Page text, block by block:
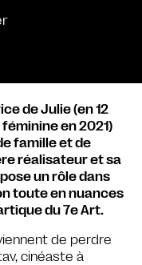
de Julie (en 12
en 2021)
famille et de
réalisateur et sa
un rôle dans
toute en nuances
du 7e Art.
de perdre
cinéaste à